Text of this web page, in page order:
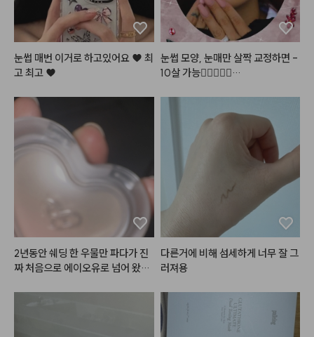
그리고 다이브 워터 틴트 4호 #프
리즈인
새끼 손가락 만한 미니미도 같이 들
어있어용!
안개낀듯한 차분한 뮤트핑크로
팔레트와도 찰떡궁합인 컬러!
블러셔로 사용해도 잘어울리죠?💕
#미니샤벳 에디션으로 올 여름 파
우치도 가볍게,
메이크업도 시원상큼하게 연출해
보세요👙🏊🏻‍♀️💓
#광고
#쿨톤키트 #미니키트
틴트
#워터틴트
#시원한밝은핑크
눈썹 매번 이거로 하고있어요 ♥ 최
고 최고 ♥
눈썹 모양, 눈매만 살짝 교정하면 -
10살 가능👩🏻‍❤️‍👩🏻
#25호
2년동안 쉐딩 한 우물만 파다가 진
짜 처음으로 에이오유로 넘어 왔습
다른거에 비해 섬세하게 너무 잘 그
러져용